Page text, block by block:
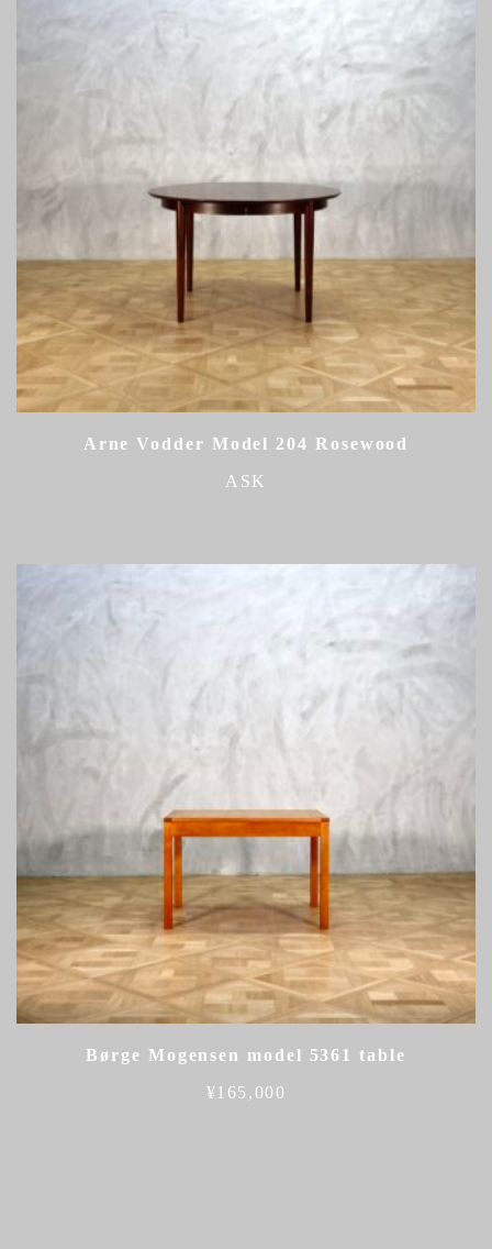
Arne Vodder Model 204 Rosewood
ASK
Børge Mogensen model 5361 table
¥165,000